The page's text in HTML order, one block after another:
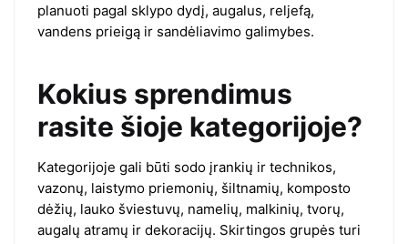
planuoti pagal sklypo dydį, augalus, reljefą,
vandens prieigą ir sandėliavimo galimybes.
Kokius sprendimus
rasite šioje kategorijoje?
Kategorijoje gali būti sodo įrankių ir technikos,
vazonų, laistymo priemonių, šiltnamių, komposto
dėžių, lauko šviestuvų, namelių, malkinių, tvorų,
augalų atramų ir dekoracijų. Skirtingos grupės turi